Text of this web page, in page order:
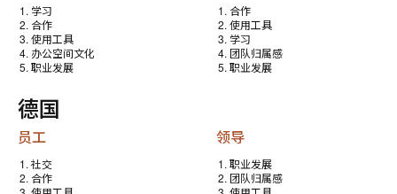
学习
合作
使用工具
办公空间文化
职业发展
合作
使用工具
学习
团队归属感
职业发展
德国
员工
社交
合作
领导
职业发展
团队归属感